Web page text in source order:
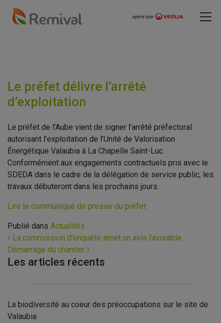
Le préfet délivre l’arrêté
d’exploitation
Le préfet de l’Aube vient de signer l’arrêté préfectoral
autorisant l’exploitation de l’Unité de Valorisation
Énergétique Valaubia à La Chapelle Saint-Luc.
Conformément aux engagements contractuels pris avec le
SDEDA dans le cadre de la délégation de service public, les
travaux débuteront dans les prochains jours.
Lire le communiqué de presse du préfet
Publié dans Actualités
Navigation
La commission d’enquête émet un avis favorable
Démarrage du chantier
Les articles récents
La biodiversité au coeur des préoccupations sur le site de
Valaubia